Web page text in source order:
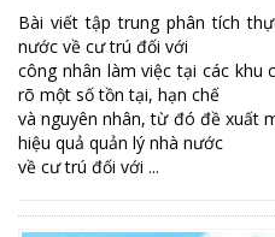
Bài viết tập trung phân tích
nước về cư trú đối với
công nhân làm việc tại các khu
rõ một số tồn tại, hạn chế
và nguyên nhân, từ đó đề xuất
hiệu quả quản lý nhà nước
về cư trú đối với ...